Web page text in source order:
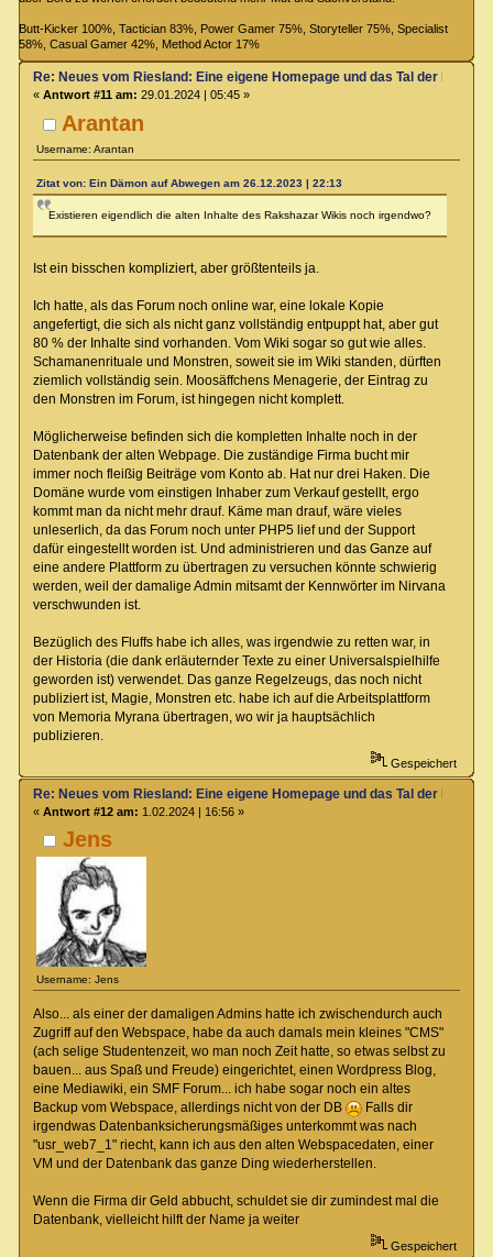
Butt-Kicker 100%, Tactician 83%, Power Gamer 75%, Storyteller 75%, Specialist
58%, Casual Gamer 42%, Method Actor 17%
Arantan
Username: Arantan
Re: Neues vom Riesland: Eine eigene Homepage und das Tal der Klagen
« Antwort #11 am: 29.01.2024 | 05:45 »
Zitat von: Ein Dämon auf Abwegen am 26.12.2023 | 22:13
Existieren eigendlich die alten Inhalte des Rakshazar Wikis noch irgendwo?
Ist ein bisschen kompliziert, aber größtenteils ja.
Ich hatte, als das Forum noch online war, eine lokale Kopie
angefertigt, die sich als nicht ganz vollständig entpuppt hat, aber gut
80 % der Inhalte sind vorhanden. Vom Wiki sogar so gut wie alles.
Schamanenrituale und Monstren, soweit sie im Wiki standen, dürften
ziemlich vollständig sein. Moosäffchens Menagerie, der Eintrag zu
den Monstren im Forum, ist hingegen nicht komplett.
Möglicherweise befinden sich die kompletten Inhalte noch in der
Datenbank der alten Webpage. Die zuständige Firma bucht mir
immer noch fleißig Beiträge vom Konto ab. Hat nur drei Haken. Die
Domäne wurde vom einstigen Inhaber zum Verkauf gestellt, ergo
kommt man da nicht mehr drauf. Käme man drauf, wäre vieles
unleserlich, da das Forum noch unter PHP5 lief und der Support
dafür eingestellt worden ist. Und administrieren und das Ganze auf
eine andere Plattform zu übertragen zu versuchen könnte schwierig
werden, weil der damalige Admin mitsamt der Kennwörter im Nirvana
verschwunden ist.
Bezüglich des Fluffs habe ich alles, was irgendwie zu retten war, in
der Historia (die dank erläuternder Texte zu einer Universalspielhilfe
geworden ist) verwendet. Das ganze Regelzeugs, das noch nicht
publiziert ist, Magie, Monstren etc. habe ich auf die Arbeitsplattform
von Memoria Myrana übertragen, wo wir ja hauptsächlich
publizieren.
Gespeichert
Jens
Username: Jens
Re: Neues vom Riesland: Eine eigene Homepage und das Tal der Klagen
« Antwort #12 am: 1.02.2024 | 16:56 »
Also... als einer der damaligen Admins hatte ich zwischendurch auch
Zugriff auf den Webspace, habe da auch damals mein kleines "CMS"
(ach selige Studentenzeit, wo man noch Zeit hatte, so etwas selbst zu
bauen... aus Spaß und Freude) eingerichtet, einen Wordpress Blog,
eine Mediawiki, ein SMF Forum... ich habe sogar noch ein altes
Backup vom Webspace, allerdings nicht von der DB
Falls dir
irgendwas Datenbanksicherungsmäßiges unterkommt was nach
"usr_web7_1" riecht, kann ich aus den alten Webspacedaten, einer
VM und der Datenbank das ganze Ding wiederherstellen.
Wenn die Firma dir Geld abbucht, schuldet sie dir zumindest mal die
Datenbank, vielleicht hilft der Name ja weiter
Gespeichert